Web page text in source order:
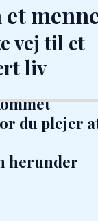
et
vej til et
liv
du plejer
herunder